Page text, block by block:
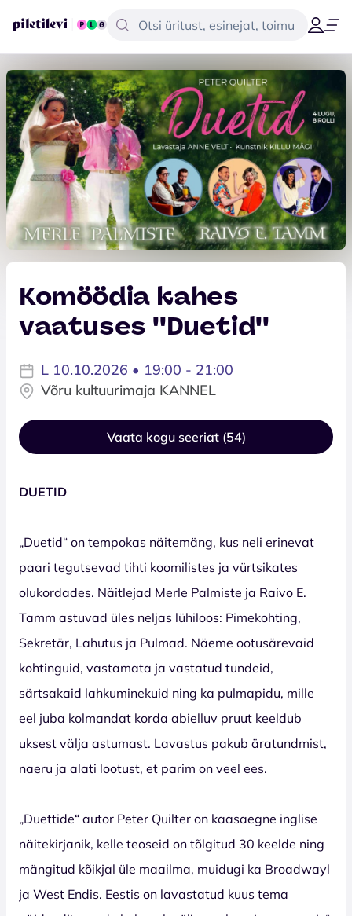
Komöödia kahes
vaatuses ''Duetid''
L 10.10.2026 • 19:00 - 21:00
Võru kultuurimaja KANNEL
Vaata kogu seeriat (54)
DUETID
„Duetid“ on tempokas näitemäng, kus neli erinevat
paari tegutsevad tihti koomilistes ja vürtsikates
olukordades. Näitlejad Merle Palmiste ja Raivo E.
Tamm astuvad üles neljas lühiloos: Pimekohting,
Sekretär, Lahutus ja Pulmad. Näeme ootusärevaid
kohtinguid, vastamata ja vastatud tundeid,
särtsakaid lahkuminekuid ning ka pulmapidu, mille
eel juba kolmandat korda abielluv pruut keeldub
uksest välja astumast. Lavastus pakub äratundmist,
naeru ja alati lootust, et parim on veel ees.
„Duettide“ autor Peter Quilter on kaasaegne inglise
näitekirjanik, kelle teoseid on tõlgitud 30 keelde ning
mängitud kõikjal üle maailma, muidugi ka Broadwayl
ja West Endis. Eestis on lavastatud kuus tema